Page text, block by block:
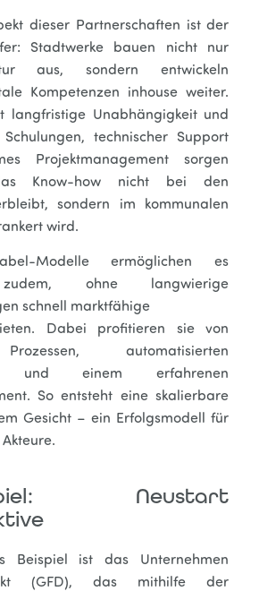
dieser Partnerschaften ist der
Stadtwerke bauen nicht nur
aus, sondern entwickeln
Kompetenzen inhouse weiter.
langfristige Unabhängigkeit und
Schulungen, technischer Support
Projektmanagement sorgen
Know-how nicht bei den
sondern im kommunalen
wird.
Modelle ermöglichen es
zudem, ohne langwierige
schnell marktfähige
Dabei profitieren sie von
automatisierten
und einem erfahrenen
So entsteht eine skalierbare
Gesicht – ein Erfolgsmodell für
Neustart
Beispiel ist das Unternehmen
(GFD), das mithilfe der